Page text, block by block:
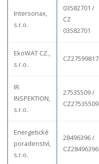
Intersonax,
s.r.o.
03582701 /
CZ
03582701
EkoWAT CZ.,
s.r.o.
CZ27599817
IR
INSPEKTION,
s.r.o.
27535509 /
CZ27535509
Energetické
poradenství,
s.r.o.
28496396 /
CZ28496396